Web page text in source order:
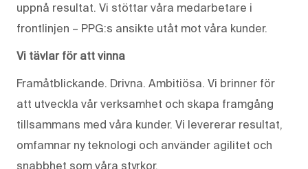
uppnå resultat. Vi stöttar våra medarbetare i
frontlinjen – PPG:s ansikte utåt mot våra kunder.
Vi tävlar för att vinna
Framåtblickande. Drivna. Ambitiösa. Vi brinner för
att utveckla vår verksamhet och skapa framgång
tillsammans med våra kunder. Vi levererar resultat,
omfamnar ny teknologi och använder agilitet och
snabbhet som våra styrkor.